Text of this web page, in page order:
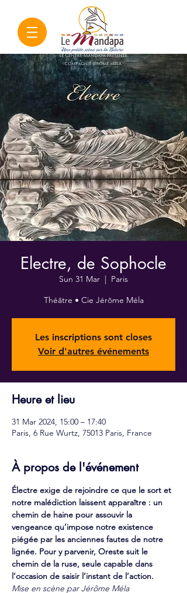
Electre, de Sophocle
Sun 31 Mar
  |
Paris
Théâtre • Cie Jérôme Méla
Les inscriptions sont closes
Voir d'autres événements
Heure et lieu
31 Mar 2024, 15:00 – 17:40
Paris, 6 Rue Wurtz, 75013 Paris, France
À propos de l'événement
Électre exige de rejoindre ce que le sort et
notre malédiction laissent apparaître : un
chemin de haine pour assouvir la
vengeance qu’impose notre existence
piégée par les anciennes fautes de notre
lignée. Pour y parvenir, Oreste suit le
chemin de la ruse, seule capable dans
l’occasion de saisir l’instant de l’action.
Mise en scène par Jérôme Méla